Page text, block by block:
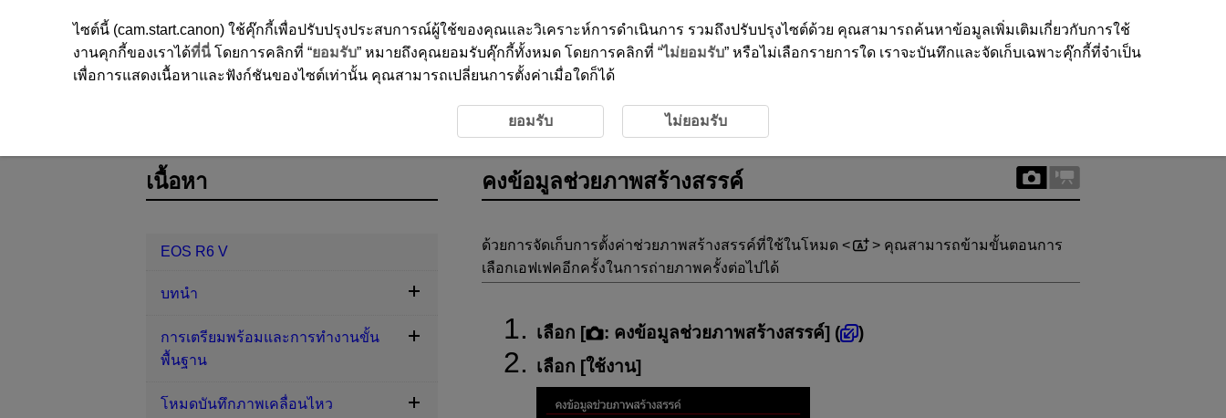
การถ่ายภาพและการบันทึกภาพ
คงข้อมูลช่วยภาพสร้างสรรค์
ด้วยการจัดเก็บการตั้งค่าช่วยภาพสร้างสรรค์ที่ใช้ในโหมด
คุณสามารถข้ามขั้นตอนการ
เลือกเอฟเฟคอีกครั้งในการถ่ายภาพครั้งต่อไปได้
เลือก [ : คงข้อมูลช่วยภาพสร้างสรรค์] (
)
เลือก [ใช้งาน]
เนื้อหา
EOS R6 V
บทนำ
การเตรียมพร้อมและการทำงานขั้น
พื้นฐาน
โหมดบันทึกภาพเคลื่อนไหว
ไซต์นี้ (cam.start.canon) ใช้คุ๊กกี้เพื่อปรับปรุงประสบการณ์ผู้ใช้ของคุณและวิเคราะห์การดำเนินการ รวมถึงปรับปรุงไซต์ด้วย คุณสามารถค้นหาข้อมูลเพิ่มเติมเกี่ยวกับการใช้
งานคุกกี้ของเราได้ที่นี่โดยการคลิกที่ “ยอมรับ” หมายถึงคุณยอมรับคุ๊กกี้ทั้งหมด โดยการคลิกที่ “ไม่ยอมรับ” หรือไม่เลือกรายการใด เราจะบันทึกและจัดเก็บเฉพาะคุ๊กกี้ที่จำเป็น
เพื่อการแสดงเนื้อหาและฟังก์ชันของไซต์เท่านั้น คุณสามารถเปลี่ยนการตั้งค่าเมื่อใดก็ได้
ยอมรับ ไม่ยอมรับ